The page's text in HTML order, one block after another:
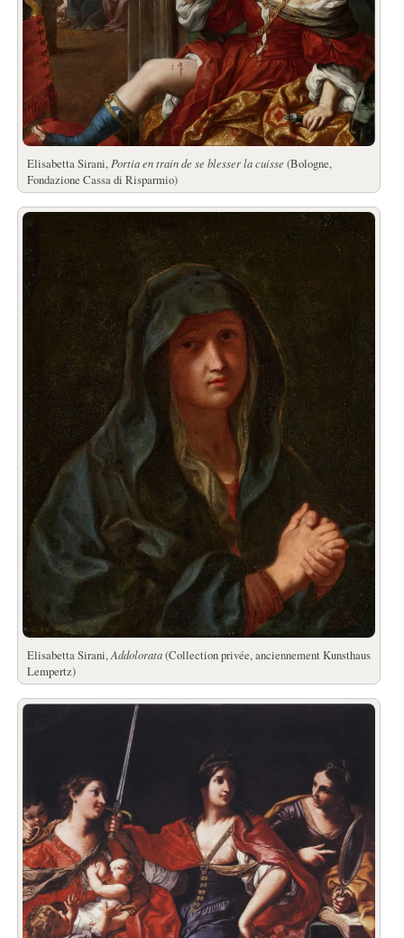
Elisabetta Sirani, Portia en train de se blesser la cuisse (Bologne,
Fondazione Cassa di Risparmio)
Elisabetta Sirani,Addolorata(Collection privée, anciennement Kunsthaus
Lempertz)